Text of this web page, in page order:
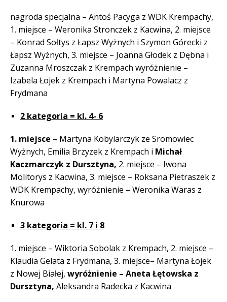
nagroda specjalna – Antoś Pacyga z WDK Krempachy,
1. miejsce – Weronika Stronczek z Kacwina, 2. miejsce
– Konrad Sołtys z Łapsz Wyżnych i Szymon Górecki z
Łapsz Wyżnych, 3. miejsce – Joanna Głodek z Dębna i
Zuzanna Mroszczak z Krempach wyróżnienie –
Izabela Łojek z Krempach i Martyna Powalacz z
Frydmana
2 kategoria = kl. 4- 6
1. miejsce – Martyna Kobylarczyk ze Sromowiec
Wyżnych, Emilia Brzyzek z Krempach i Michał
Kaczmarczyk z Dursztyna, 2. miejsce – Iwona
Molitorys z Kacwina, 3. miejsce – Roksana Pietraszek z
WDK Krempachy, wyróżnienie – Weronika Waras z
Knurowa
3 kategoria = kl. 7 i 8
1. miejsce – Wiktoria Sobolak z Krempach, 2. miejsce –
Klaudia Gelata z Frydmana, 3. miejsce– Martyna Łojek
z Nowej Białej, wyróżnienie – Aneta Łętowska z
Dursztyna, Aleksandra Radecka z Kacwina